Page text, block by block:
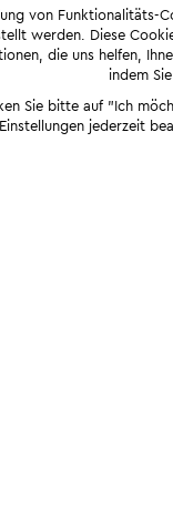
von
werden. Diese
die uns helfen,
indem
Sie bitte auf "Ich
jederzeit